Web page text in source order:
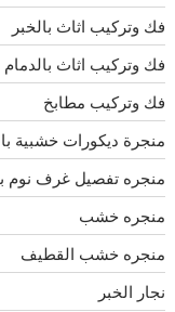
فك وتركيب اثاث بالخبر
فك وتركيب اثاث بالدمام
فك وتركيب مطابخ
منجرة ديكورات خشبية
منجره تفصيل غرف نوم
منجره خشب
منجره خشب القطيف
نجار الخبر